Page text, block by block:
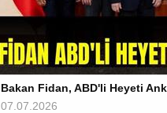
Bakan Fidan, ABD'li Heyeti
07.07.2026